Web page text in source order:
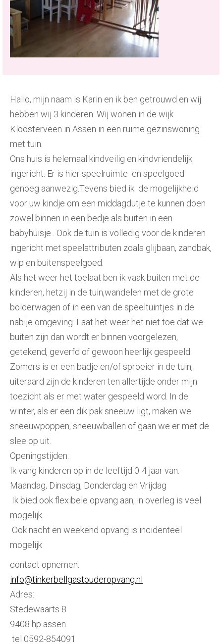
Hallo, mijn naam is Karin en ik ben getrouwd en wij
hebben wij 3 kinderen. Wij wonen in de wijk
Kloosterveen in Assen in een ruime gezinswoning
met tuin.
Ons huis is helemaal kindveilig en kindvriendelijk
ingericht. Er is hier speelruimte en speelgoed
genoeg aanwezig.Tevens bied ik de mogelijkheid
voor uw kindje om een middagdutje te kunnen doen
zowel binnen in een bedje als buiten in een
babyhuisje . Ook de tuin is volledig voor de kinderen
ingericht met speelattributen zoals glijbaan, zandbak,
wip en buitenspeelgoed.
Als het weer het toelaat ben ik vaak buiten met de
kinderen, hetzij in de tuin,wandelen met de grote
bolderwagen of in een van de speeltuintjes in de
nabije omgeving. Laat het weer het niet toe dat we
buiten zijn dan wordt er binnen voorgelezen,
getekend, geverfd of gewoon heerlijk gespeeld.
Zomers is er een badje en/of sproeier in de tuin,
uiteraard zijn de kinderen ten allertijde onder mijn
toezicht als er met water gespeeld word. In de
winter, als er een dik pak sneeuw ligt, maken we
sneeuwpoppen, sneeuwballen of gaan we er met de
slee op uit.
Openingstijden:
Ik vang kinderen op in de leeftijd 0-4 jaar van.
Maandag, Dinsdag, Donderdag en Vrijdag
Ik bied ook flexibele opvang aan, in overleg is veel
mogelijk.
Ook nacht en weekend opvang is incidenteel
mogelijk
contact opnemen:
info@tinkerbellgastouderopvang.nl
Adres:
Stedewaarts 8
9408 hp assen
tel 0592-854091